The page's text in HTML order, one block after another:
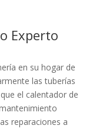
Experto
en su hogar de
las tuberías
el calentador de
reparaciones a